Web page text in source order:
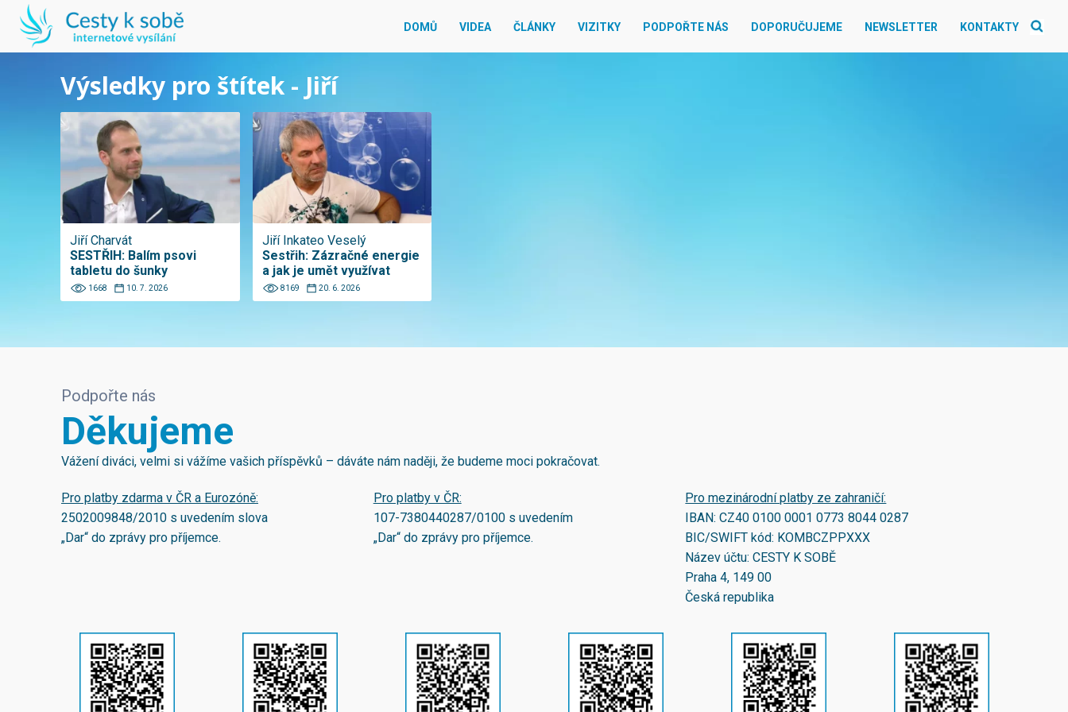
DOMŮ VIDEA ČLÁNKY VIZITKY PODPOŘTE NÁS DOPORUČUJEME NEWSLETTER KONTAKTY
Výsledky pro štítek - Jiří
Jiří Charvát
SESTŘIH: Balím psovi
tabletu do šunky
1668 10. 7. 2026
Jiří Inkateo Veselý
Sestřih: Zázračné energie
a jak je umět využívat
8169 20. 6. 2026
Podpořte nás
Děkujeme
Vážení diváci, velmi si vážíme vašich příspěvků – dáváte nám naději, že budeme moci pokračovat.
Pro platby zdarma v ČR a Eurozóně:
2502009848/2010 s uvedením slova
„Dar“ do zprávy pro příjemce.
Pro platby v ČR:
107-7380440287/0100s uvedením
„Dar“ do zprávy pro příjemce.
Pro mezinárodní platby ze zahraničí:
IBAN:CZ40 0100 0001 0773 8044 0287
BIC/SWIFT kód: KOMBCZPPXXX
Název účtu: CESTY K SOBĚ
Praha 4, 149 00
Česká republika